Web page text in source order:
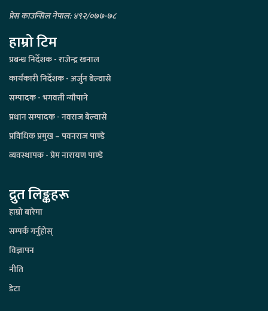
प्रेस काउन्सिल नेपाल: ४९२/०७७-७८
हाम्रो टिम
प्रबन्ध निर्देशक - राजेन्द्र खनाल
कार्यकारी निर्देशक - अर्जुन बेल्वासे
सम्पादक - भगवती न्यौपाने
प्रधान सम्पादक - नवराज बेल्वासे
प्रविधिक प्रमुख – पवनराज पाण्डे
व्यवस्थापक - प्रेम नारायण पाण्डे
द्रुत लिङ्कहरू
हाम्रो बारेमा
सम्पर्क गर्नुहोस्
विज्ञापन
नीति
डेटा